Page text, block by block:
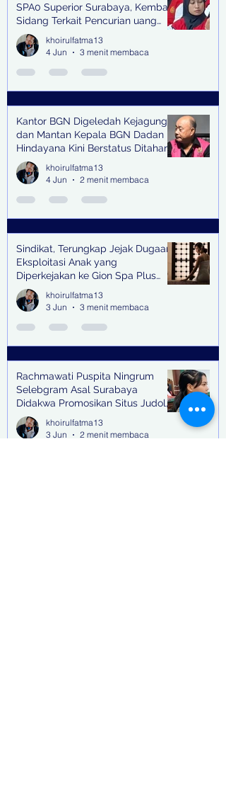
SPA0 Superior Surabaya, Kembali
Sidang Terkait Pencurian uang
senilai Rp1,285 M di PN Surabaya
khoirulfatma13
4 Jun
3 menit membaca
Kantor BGN Digeledah Kejagung
dan Mantan Kepala BGN Dadan
Hindayana Kini Berstatus Ditahan
khoirulfatma13
4 Jun
2 menit membaca
Sindikat, Terungkap Jejak Dugaan
Eksploitasi Anak yang
Diperkejakan ke Gion Spa Plus
and Pub Surabaya,
khoirulfatma13
3 Jun
3 menit membaca
Rachmawati Puspita Ningrum
Selebgram Asal Surabaya
Didakwa Promosikan Situs Judol,
Raup Rp2 Juta dari Tiga Kali
Endorse
khoirulfatma13
3 Jun
2 menit membaca